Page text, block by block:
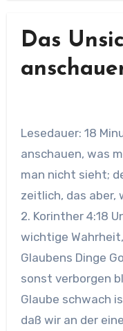
Das
Lesedauer: 18
anschauen, was
man nicht sieht;
zeitlich, das aber,
2. Korinther 4:18
wichtige
Glaubens Dinge
sonst verborgen
Glaube schwach
daß wir an der